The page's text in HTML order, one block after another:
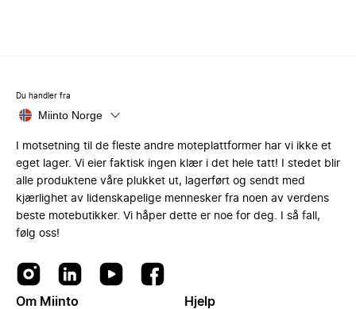
Du handler fra
Miinto Norge
I motsetning til de fleste andre moteplattformer har vi ikke et
eget lager. Vi eier faktisk ingen klær i det hele tatt! I stedet blir
alle produktene våre plukket ut, lagerført og sendt med
kjærlighet av lidenskapelige mennesker fra noen av verdens
beste motebutikker. Vi håper dette er noe for deg. I så fall,
følg oss!
Om Miinto Hjelp